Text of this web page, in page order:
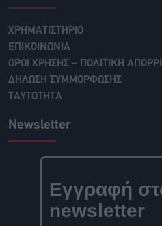
ΧΡΗΜΑΤΙΣΤΗΡΙΟ
ΕΠΙΚΟΙΝΩΝΙΑ
ΟΡΟΙ ΧΡΗΣΗΣ – ΠΟΛΙΤΙΚΗ
ΔΗΛΩΣΗ ΣΥΜΜΟΡΦΩΣΗΣ
ΤΑΥΤΟΤΗΤΑ
Newsletter
Εγγραφή
newsletter